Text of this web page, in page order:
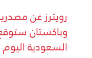
رويترز عن
وباكستان
السعودية